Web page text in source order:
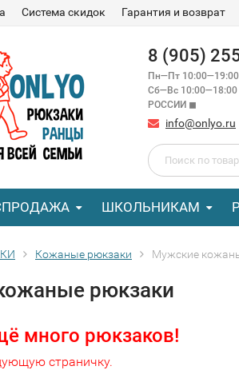
Система скидок Гарантия и возврат
8 (905)
Пн—Пт 10:00—19:00
Сб—Вс
РОССИИ ◼
info@onlyo.ru
ШКОЛЬНИКАМ
Кожаные рюкзаки Мужские
рюкзаки
много рюкзаков!
страничку.